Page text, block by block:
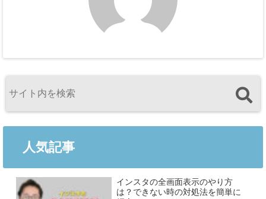
人気記事
インスタの全画面表示のやり方
は？できない時の対処法を簡単に